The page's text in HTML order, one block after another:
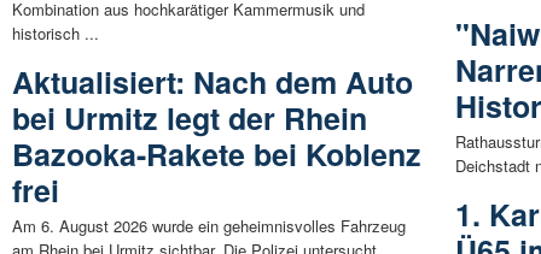
Kombination aus hochkarätiger Kammermusik und
historisch ...
Aktualisiert: Nach dem Auto
bei Urmitz legt der Rhein
Bazooka-Rakete bei Koblenz
frei
Am 6. August 2026 wurde ein geheimnisvolles Fahrzeug
am Rhein bei Urmitz sichtbar. Die Polizei untersucht ...
Deichstadt
1.